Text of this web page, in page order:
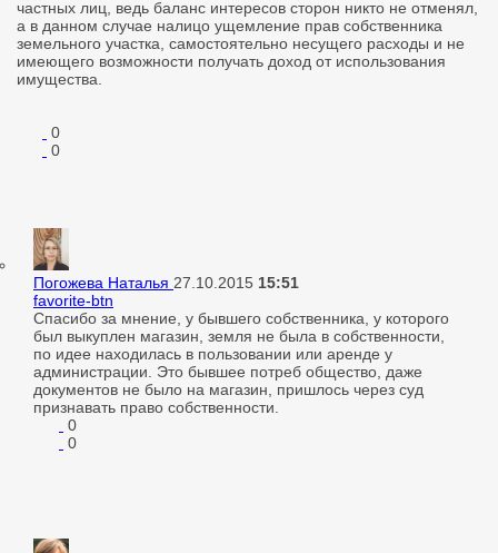
частных лиц, ведь баланс интересов сторон никто не отменял,
а в данном случае налицо ущемление прав собственника
земельного участка, самостоятельно несущего расходы и не
имеющего возможности получать доход от использования
имущества.
0
0
Погожева Наталья 27.10.2015 15:51
favorite-btn
Спасибо за мнение, у бывшего собственника, у которого
был выкуплен магазин, земля не была в собственности,
по идее находилась в пользовании или аренде у
администрации. Это бывшее потреб общество, даже
документов не было на магазин, пришлось через суд
признавать право собственности.
0
0